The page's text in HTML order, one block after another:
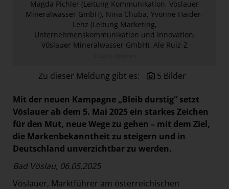
Paradies Garten
The Companion
Unibail-Rodamco-Westfield
Vöslauer
NMK
MEDIA
Magda Pichler (Leitung Kommunikation, Vöslauer
Mineralwasser GmbH), Nina Chuba, Yvonne Haider-
Lenz (Leitung Marketing,
Unternehmenskommunikation und Innovation,
Vöslauer Mineralwasser GmbH), Ale Ruiz-Z
Zu dieser Meldung gibt es: 5 Bilder
Mit der neuen Kampagne „Bleib durstig“ setzt
Vöslauer ab dem 5. Mai 2025 ein starkes Zeichen
für den Mut, neue Wege zu gehen – mit dem Ziel,
die Markenbekanntheit zu steigern und in
Deutschland unverzichtbar zu werden.
Bad Vöslau, 06.05.2025
Vöslauer, Marktführer am österreichischen